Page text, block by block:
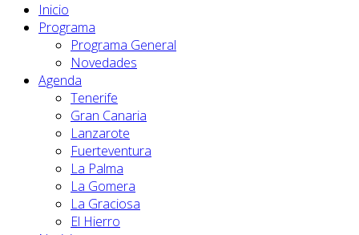
Inicio
Programa
Programa General
Novedades
Agenda
Tenerife
Gran Canaria
Lanzarote
Fuerteventura
La Palma
La Gomera
La Graciosa
El Hierro